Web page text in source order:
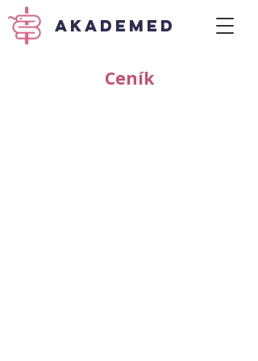
akademed
Ceník